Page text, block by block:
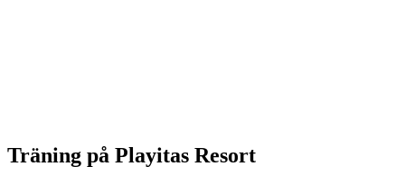
Träning på Playitas Resort